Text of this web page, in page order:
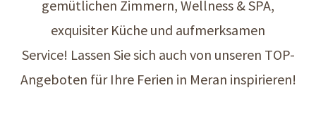
gemütlichen Zimmern, Wellness & SPA,
exquisiter Küche und aufmerksamen
Service! Lassen Sie sich auch von unseren TOP-
Angeboten für Ihre Ferien in Meran inspirieren!